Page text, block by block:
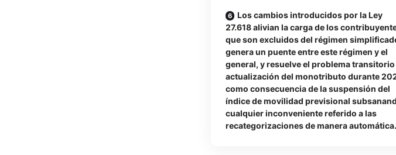
Los cambios introducidos por la Ley
27.618 alivian la carga de los
que son excluidos del régimen
genera un puente entre este régimen y el
general, y resuelve el problema transitorio
actualización del monotributo durante
como consecuencia de la suspensión del
índice de movilidad previsional
cualquier inconveniente referido a las
recategorizaciones de manera automática.